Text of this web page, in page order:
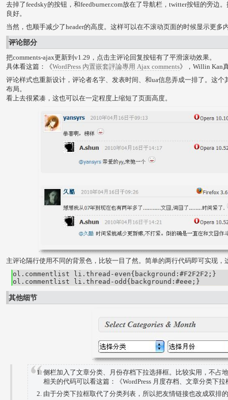
去掉了feedsky的按钮，和feedburner.com放在了导航栏，twitter按钮的旁边
良好。
当然，也顺手减少了header的高度。这样可以在不滚动页面的时候显示更多
评论部分
把comments-ajax更新到v1.29，点击主评论回复按钮有了平滑滚动效果。
具体看这篇：《WordPress 內置嵌套評論專用 Ajax comments》，Willin Kan
评论样式也重新设计，评论者名字、发表时间、和ua信息弄成一排了。这
布局。
看上去很紧凑，这也可以在一定程度上缩短了页面高度。
主评论隔行使用不同的背景色，比较一目了然。简单的两行代码即可实现，
ol.commentlist li.thread-even{background:#F2F2F2;}
ol.commentlist li.thread-odd{background:#eee;}
其他细节
侧栏加入了文章分类、月份存档下拉选择框。比较实用，不占
相关的代码可以看这篇：《WordPress 月度存档、文章分类下拉
由于分类下拉框取代了分类列表，所以把友情链接也改成双排